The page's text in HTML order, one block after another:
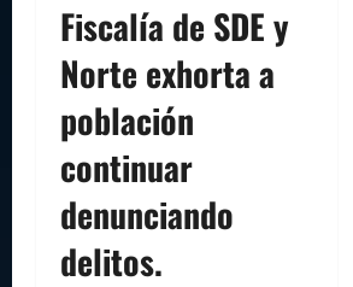
Fiscalía de SDE y
Norte exhorta a
población
continuar
denunciando
delitos.